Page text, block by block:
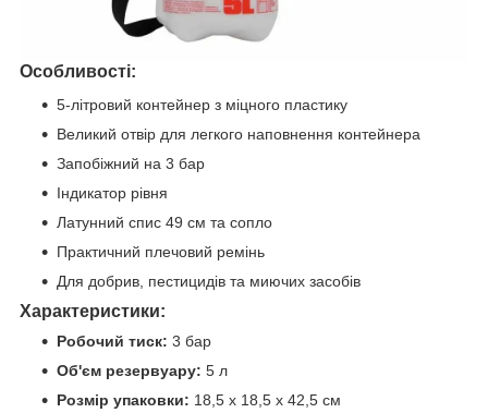
Особливості:
5-літровий контейнер з міцного пластику
Великий отвір для легкого наповнення контейнера
Запобіжний на 3 бар
Індикатор рівня
Латунний спис 49 см та сопло
Практичний плечовий ремінь
Для добрив, пестицидів та миючих засобів
Характеристики:
Робочий тиск: 3 бар
Об'єм резервуару: 5 л
Розмір упаковки: 18,5 х 18,5 х 42,5 см